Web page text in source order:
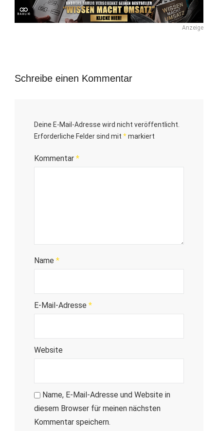
Anzeige
Schreibe einen Kommentar
Deine E-Mail-Adresse wird nicht veröffentlicht.
Erforderliche Felder sind mit *markiert
Kommentar *
Name *
E-Mail-Adresse *
Website
Name, E-Mail-Adresse und Website in
diesem Browser für meinen nächsten
Kommentar speichern.